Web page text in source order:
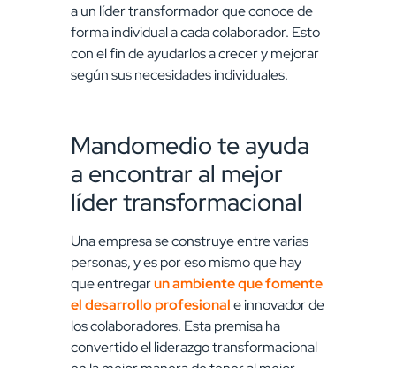
a un líder transformador que conoce de
forma individual a cada colaborador. Esto
con el fin de ayudarlos a crecer y mejorar
según sus necesidades individuales.
Mandomedio te ayuda
a encontrar al mejor
líder transformacional
Una empresa se construye entre varias
personas, y es por eso mismo que hay
que entregarun ambiente que fomente
el desarrollo profesionale innovador de
los colaboradores. Esta premisa ha
convertido el liderazgo transformacional